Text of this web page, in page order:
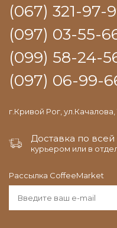
(067) 321-97-
(097) 03-55-
(099) 58-24-
(097) 06-99-
г.Кривой Рог, ул.Качалова,
Доставка по
курьером или в
Рассылка CoffeeMarket